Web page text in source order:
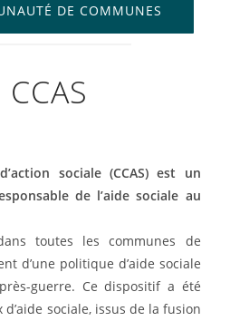
DE COMMUNES
CCAS
sociale (CCAS) est un
de l’aide sociale au
toutes les communes de
d’une politique d’aide sociale
guerre. Ce dispositif a été
sociale, issus de la fusion